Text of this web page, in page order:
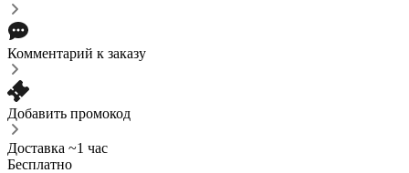
Комментарий к заказу
Добавить промокод
Доставка ~1 час
Бесплатно